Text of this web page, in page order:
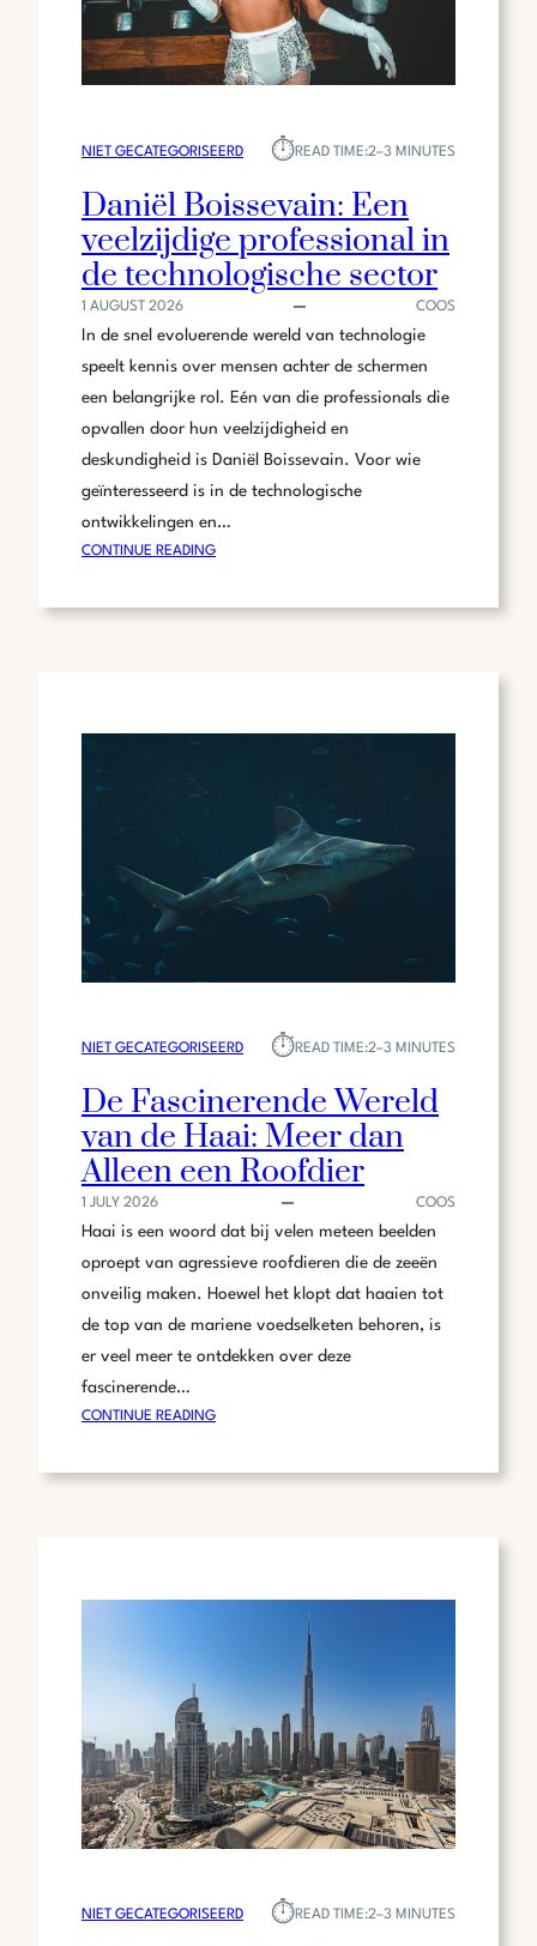
NIET GECATEGORISEERD ⏱︎READ TIME:2–3 MINUTES
Daniël Boissevain: Een
veelzijdige professional in
de technologische sector
1 AUGUST 2026 COOS
In de snel evoluerende wereld van technologie
speelt kennis over mensen achter de schermen
een belangrijke rol. Eén van die professionals die
opvallen door hun veelzijdigheid en
deskundigheid is Daniël Boissevain. Voor wie
geïnteresseerd is in de technologische
ontwikkelingen en…
CONTINUE READING:
DE
NIET GECATEGORISEERD ⏱︎READ TIME:2–3 MINUTES
De Fascinerende Wereld
van de Haai: Meer dan
Alleen een Roofdier
1 JULY 2026 COOS
Haai is een woord dat bij velen meteen beelden
oproept van agressieve roofdieren die de zeeën
onveilig maken. Hoewel het klopt dat haaien tot
de top van de mariene voedselketen behoren, is
er veel meer te ontdekken over deze
fascinerende…
CONTINUE READING:
MEER
NIET GECATEGORISEERD ⏱︎READ TIME:2–3 MINUTES